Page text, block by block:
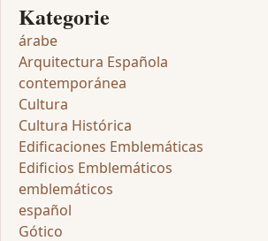
Kategorie
árabe
Arquitectura Española
contemporánea
Cultura
Cultura Histórica
Edificaciones Emblemáticas
Edificios Emblemáticos
emblemáticos
español
Gótico